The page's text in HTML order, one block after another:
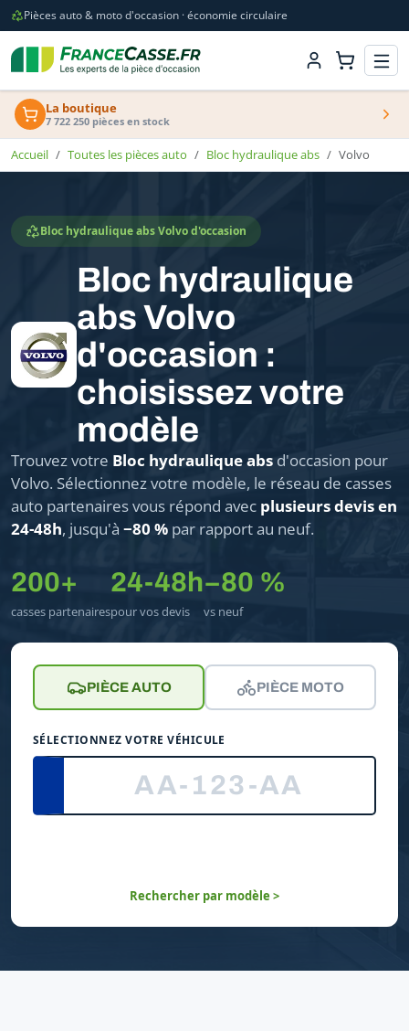
Pièces auto & moto d'occasion · économie circulaire
La boutique
7 722 250 pièces en stock
Accueil Toutes les pièces auto Bloc hydraulique abs Volvo
Bloc hydraulique abs Volvo d'occasion
Bloc hydraulique
abs Volvo
d'occasion :
choisissez votre
modèle
Trouvez votre Bloc hydraulique abs d'occasion pour
Volvo. Sélectionnez votre modèle, le réseau de casses
auto partenaires vous répond avec plusieurs devis en
24-48h, jusqu'à −80 % par rapport au neuf.
200+
casses partenaires
24-48h
pour vos devis
−80 %
vs neuf
PIÈCE AUTO PIÈCE MOTO
SÉLECTIONNEZ VOTRE VÉHICULE
Rechercher par modèle >